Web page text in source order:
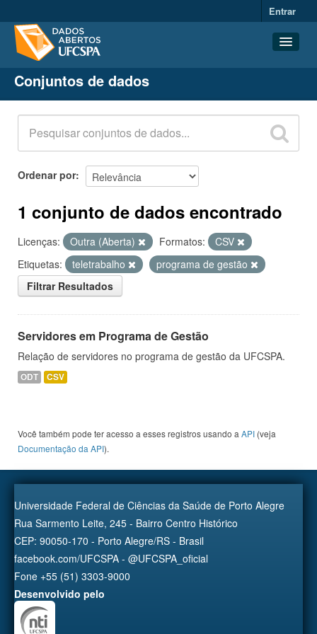
Entrar
Conjuntos de dados
Organizações
Grupos
Sobre
Conjuntos de dados
Ordenar por
1 conjunto de dados encontrado
Licenças: Outra (Aberta) Formatos:
CSV
Etiquetas:
teletrabalho
programa de gestão
Filtrar Resultados
Servidores em Programa de Gestão
Relação de servidores no programa de gestão da UFCSPA.
ODT CSV
Você também pode ter acesso a esses registros usando a API (veja
Documentação da API).
Universidade Federal de Ciências da Saúde de Porto Alegre
Rua Sarmento Leite, 245 - Bairro Centro Histórico
CEP: 90050-170 - Porto Alegre/RS - Brasil
facebook.com/UFCSPA - @UFCSPA_oficial
Fone +55 (51) 3303-9000
Desenvolvido pelo